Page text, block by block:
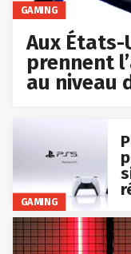
GAMING
Aux États-
prennent
au niveau
GAMING